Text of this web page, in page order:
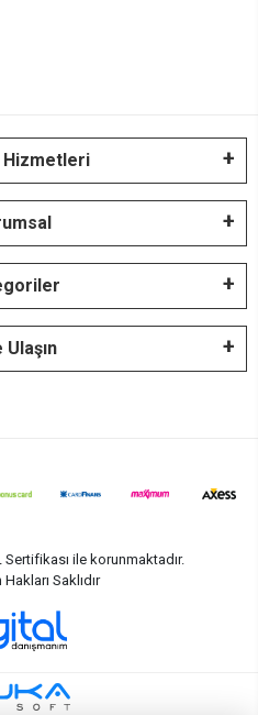
Hizmetleri
Ulaşın
ile korunmaktadır.
Hakları Saklıdır